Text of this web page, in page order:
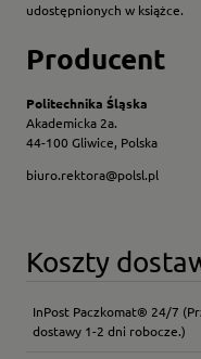
udostępnionych w książce.
Producent
Politechnika Śląska
Akademicka 2a.
44-100 Gliwice, Polska
biuro.rektora@polsl.pl
Koszty
Cena nie zawiera
InPost Paczkomat® 24/7
dostawy 1-2 dni robocze.)